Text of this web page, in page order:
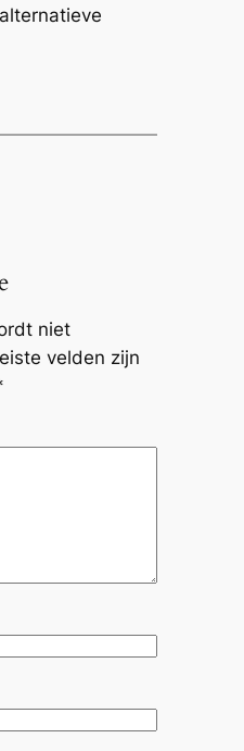
niet
velden zijn